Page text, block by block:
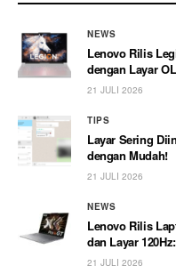
NEWS
Lenovo Rilis
dengan Layar
21 JULI 2026
TIPS
Layar Sering
dengan Mudah!
21 JULI 2026
NEWS
Lenovo Rilis
dan Layar
21 JULI 2026